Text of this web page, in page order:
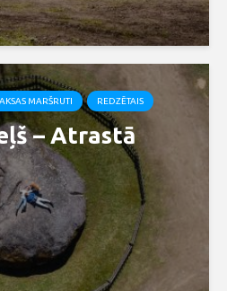
MARŠRUTI REDZĒTAIS
– Atrastā